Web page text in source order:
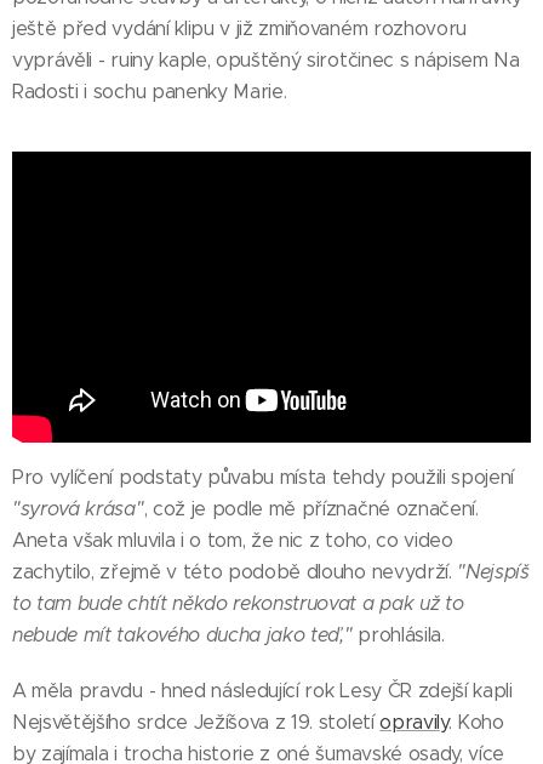
ještě před vydání klipu v již zmiňovaném rozhovoru
vyprávěli - ruiny kaple, opuštěný sirotčinec s nápisem Na
Radosti i sochu panenky Marie.
Pro vylíčení podstaty půvabu místa tehdy použili spojení
"syrová krása", což je podle mě příznačné označení.
Aneta však mluvila i o tom, že nic z toho, co video
zachytilo, zřejmě v této podobě dlouho nevydrží. "Nejspíš
to tam bude chtít někdo rekonstruovat a pak už to
nebude mít takového ducha jako teď,"prohlásila.
A měla pravdu - hned následující rok Lesy ČR zdejší kapli
Nejsvětějšího srdce Ježíšova z 19. stoletíopravily. Koho
by zajímala i trocha historie z oné šumavské osady, více